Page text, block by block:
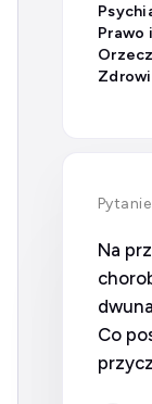
Prawo
Pytanie
Na
Co